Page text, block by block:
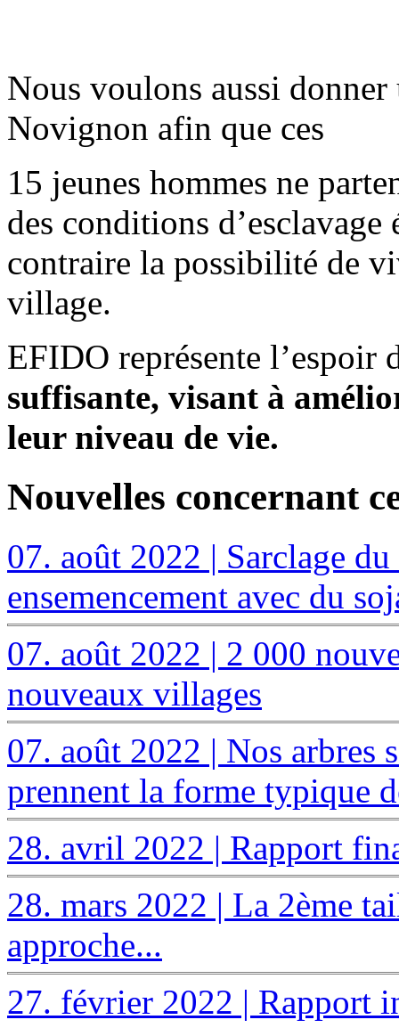
Nous voulons aussi
Novignon afin que ces
15 jeunes hommes ne
des conditions
contraire la possibilité de
village.
EFIDO représente l’espoir
suffisante, visant à
leur niveau de vie.
Nouvelles concernant
07. août 2022 | Sarclage
ensemencement avec du
07. août 2022 | 2 000
nouveaux villages
07. août 2022 | Nos arbres
prennent la forme typique
28. avril 2022 | Rapport
28. mars 2022 | La 2ème
approche...
27. février 2022 | Rapport